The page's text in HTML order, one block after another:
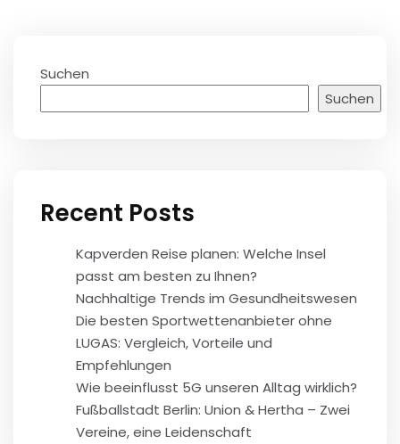
Suchen
Suchen
Recent Posts
Kapverden Reise planen: Welche Insel
passt am besten zu Ihnen?
Nachhaltige Trends im Gesundheitswesen
Die besten Sportwettenanbieter ohne
LUGAS: Vergleich, Vorteile und
Empfehlungen
Wie beeinflusst 5G unseren Alltag wirklich?
Fußballstadt Berlin: Union & Hertha – Zwei
Vereine, eine Leidenschaft